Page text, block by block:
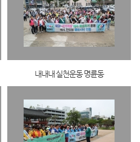
내내내 실천운동 명륜동